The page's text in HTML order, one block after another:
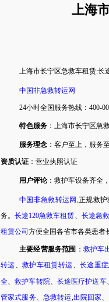
上海
上海市长宁区急救车租赁:长
中国非急救转运网
24小时全国服务热线 ： 400-
特色服务 ： 上海市长宁区急
服务理念 ：客户至上，服务
资质认证 ：营业执照认证
用户评论： 救护车设备齐全
中国非急救转运网 ,正规救
务。长途120急救车租赁、 长途急
租赁公司 方便全国各省市各类患者
主要经营服务范围 ： 救护车
转运、救护车租赁转运、 长途重
全、救护车转院、 长途医疗护送车、
管家式服务、 急救转运,出院回家、